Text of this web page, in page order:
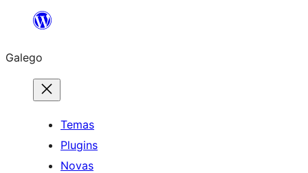
Saltar
contido
Galego
Temas
Plugins
Novas